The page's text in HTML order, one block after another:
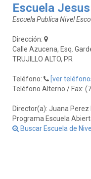
Escuela
Escuela Publica Nivel
Dirección:
Calle Azucena, Esq.
TRUJILLO ALTO, PR
Teléfono:
[ver
Teléfono Alterno / Fax:
Director(a): Juana Perez
Programa Escuela
Buscar Escuela de